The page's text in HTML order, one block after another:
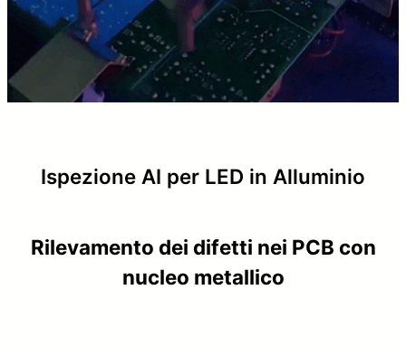
Ispezione AI per LED in Alluminio
Rilevamento dei difetti nei PCB con
nucleo metallico